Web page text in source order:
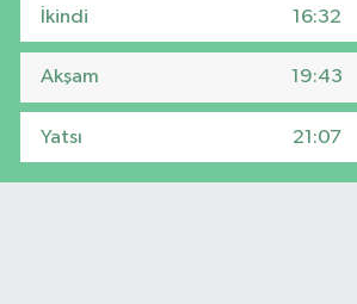
İkindi 16:32
Akşam 19:43
Yatsı 21:07